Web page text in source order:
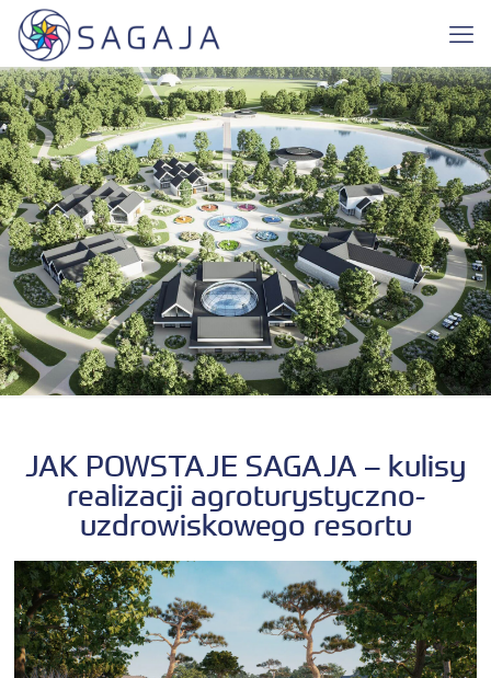
JAK POWSTAJE SAGAJA – kulisy
realizacji agroturystyczno-
uzdrowiskowego resortu